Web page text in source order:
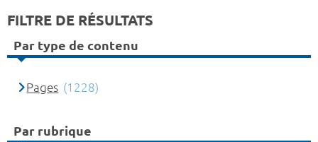
FILTRE DE RÉSULTATS
Par type de contenu
Pages (1228)
Par rubrique